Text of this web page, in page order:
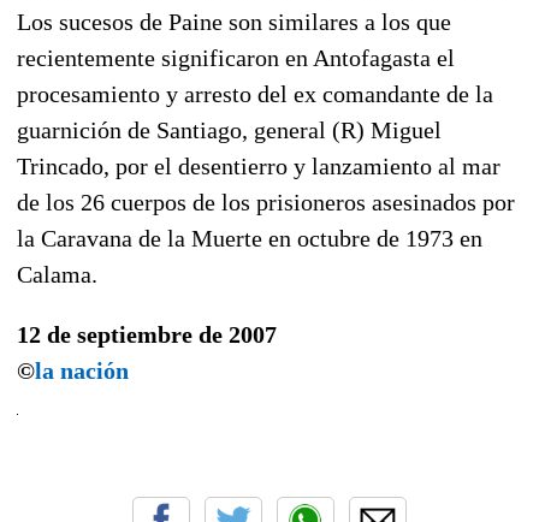
Los sucesos de Paine son similares a los que
recientemente significaron en Antofagasta el
procesamiento y arresto del ex comandante de la
guarnición de Santiago, general (R) Miguel
Trincado, por el desentierro y lanzamiento al mar
de los 26 cuerpos de los prisioneros asesinados por
la Caravana de la Muerte en octubre de 1973 en
Calama.
12 de septiembre de 2007
©la nación